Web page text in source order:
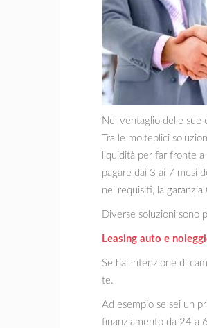
Nel ventaglio delle sue
Tra le molteplici
liquidità per far fronte
pagare dai 3 ai 7 mesi
nei requisiti, la
Diverse soluzioni sono
Leasing auto e
Se hai intenzione di
te.
Ad esempio se sei un
finanziamento da 24 a